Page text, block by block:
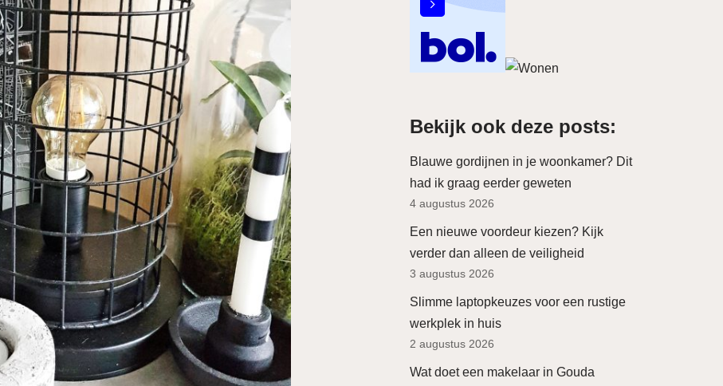
Bekijk ook deze posts:
Blauwe gordijnen in je woonkamer? Dit
had ik graag eerder geweten
4 augustus 2026
Een nieuwe voordeur kiezen? Kijk
verder dan alleen de veiligheid
3 augustus 2026
Slimme laptopkeuzes voor een rustige
werkplek in huis
2 augustus 2026
Wat doet een makelaar in Gouda